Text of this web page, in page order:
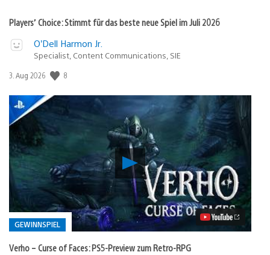
Players’ Choice: Stimmt für das beste neue Spiel im Juli 2026
O’Dell Harmon Jr.
Specialist, Content Communications, SIE
Veröffentlichungsdatum:
3. Aug 2026 8
Verho
–
Curse
of
Faces:
PS5-
Preview
zum
Retro-
GEWINNSPIEL
Verho – Curse of Faces: PS5-Preview zum Retro-RPG